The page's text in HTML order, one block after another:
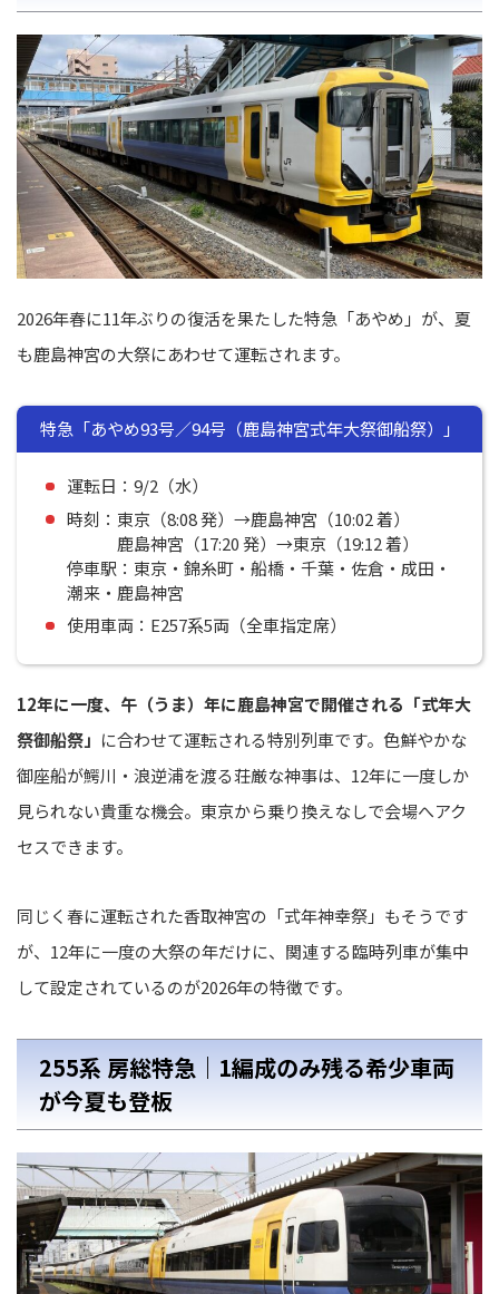
2026年春に11年ぶりの復活を果たした特急「あやめ」が、夏
も鹿島神宮の大祭にあわせて運転されます。
特急「あやめ93号／94号（鹿島神宮式年大祭御船祭）」
運転日：9/2（水）
時刻：東京（8:08 発）→鹿島神宮（10:02 着）
鹿島神宮（17:20 発）→東京（19:12 着）
停車駅：東京・錦糸町・船橋・千葉・佐倉・成田・
潮来・鹿島神宮
使用車両：E257系5両（全車指定席）
12年に一度、午（うま）年に鹿島神宮で開催される「式年大
祭御船祭」 に合わせて運転される特別列車です。色鮮やかな
御座船が鰐川・浪逆浦を渡る荘厳な神事は、12年に一度しか
見られない貴重な機会。東京から乗り換えなしで会場へアク
セスできます。
同じく春に運転された香取神宮の「式年神幸祭」もそうです
が、12年に一度の大祭の年だけに、関連する臨時列車が集中
して設定されているのが2026年の特徴です。
255系 房総特急｜1編成のみ残る希少車両
が今夏も登板